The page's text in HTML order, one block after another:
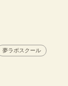
夢ラボスクール